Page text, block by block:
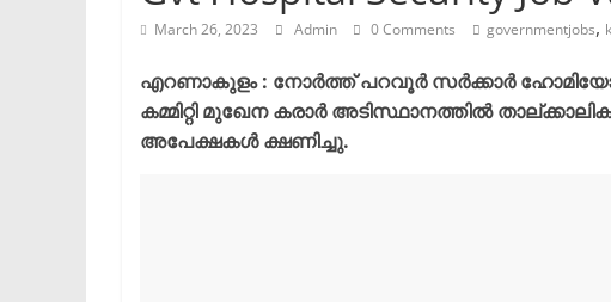
March 26, 2023 Admin 0 Comments governmentjobs,
എറണാകുളം : നോർത്ത് പറവൂർ സർക്കാർ
കമ്മിറ്റി മുഖേന കരാർ അടിസ്ഥാനത്തിൽ
അപേക്ഷകൾ ക്ഷണിച്ചു.